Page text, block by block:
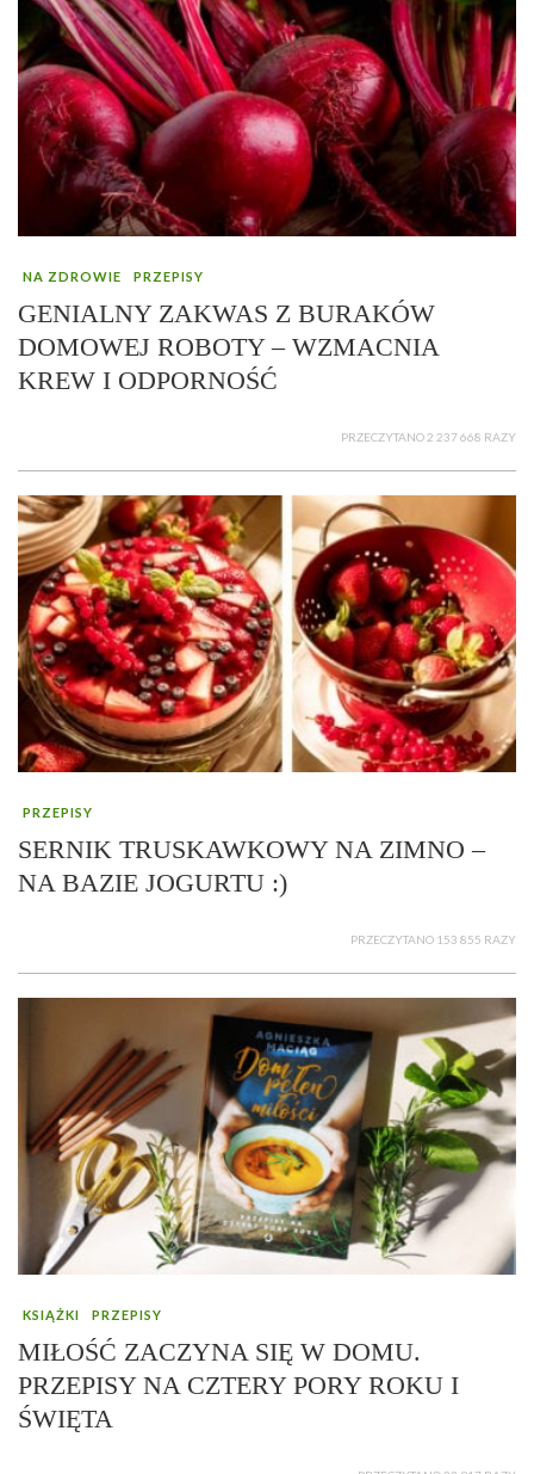
NA ZDROWIE PRZEPISY
GENIALNY ZAKWAS Z BURAKÓW
DOMOWEJ ROBOTY – WZMACNIA
KREW I ODPORNOŚĆ
PRZECZYTANO 2 237 668 RAZY
PRZEPISY
SERNIK TRUSKAWKOWY NA ZIMNO –
NA BAZIE JOGURTU :)
PRZECZYTANO 153 855 RAZY
KSIĄŻKI PRZEPISY
MIŁOŚĆ ZACZYNA SIĘ W DOMU.
PRZEPISY NA CZTERY PORY ROKU I
ŚWIĘTA